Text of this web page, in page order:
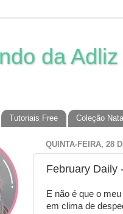
da
Tutoriais Free Coleção
QUINTA-FEIRA, 28
February Daily
E não é que o
em clima de